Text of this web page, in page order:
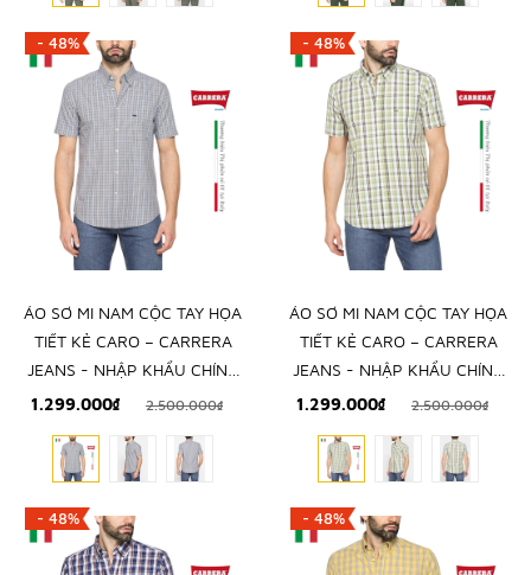
- 48%
ÁO SƠ MI NAM CỘC TAY HỌA
TIẾT KẺ CARO – CARRERA
JEANS - NHẬP KHẨU CHÍNH
NGẠCH TỪ Ý
1.299.000₫ 2.500.000₫
- 48%
ÁO SƠ MI NAM CỘC TAY HỌA
TIẾT KẺ CARO – CARRERA
JEANS - NHẬP KHẨU CHÍNH
NGẠCH TỪ Ý
1.299.000₫ 2.500.000₫
- 48% - 48%